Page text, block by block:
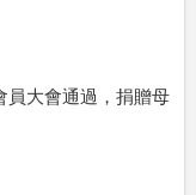
員大會通過，捐贈母